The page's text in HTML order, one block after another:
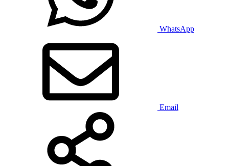
WhatsApp
Email